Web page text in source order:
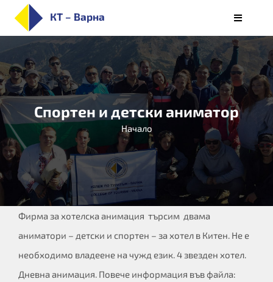
content
КТ – Варна
Toggle
НАЧАЛО
ЗА КОЛЕЖА
ПРИЕМ
СПЕЦИАЛНОСТИ
СТУДЕНТИ
ОБУЧЕНИЕ
КАРИЕРИ
АЛУМНИ/РЕАЛИЗАЦИЯ
БЮЛЕТИН
Спортен и детски аниматор
Начало
Фирма за хотелска анимация търсим двама
аниматори – детски и спортен – за хотел в Китен. Не е
необходимо владеене на чужд език. 4 звезден хотел.
Дневна анимация. Повече информация във файла: